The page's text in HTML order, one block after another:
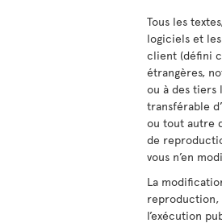
Tous les
logiciels et
client (défini
étrangères,
ou à des tiers
transférable
ou tout autre
de
vous n’en
La
reproduction,
l’exécution